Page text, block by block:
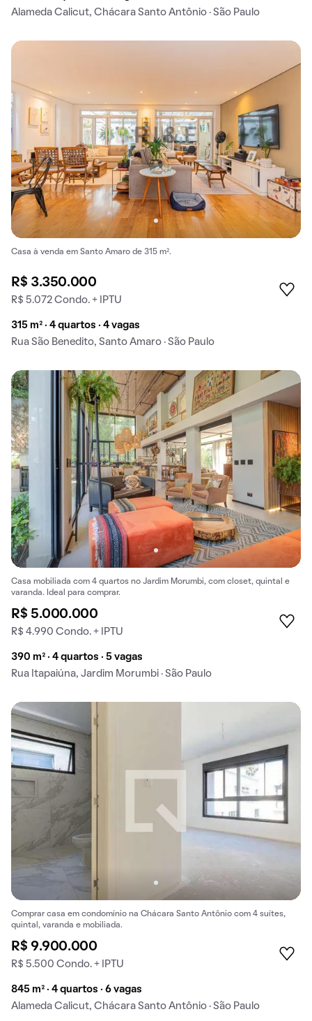
Alameda Calicut, Chácara Santo Antônio · São Paulo
Casa à venda em Santo Amaro de 315 m².
R$ 3.350.000
R$ 5.072 Condo. + IPTU
315 m² · 4 quartos · 4 vagas
Rua São Benedito, Santo Amaro · São Paulo
Casa mobiliada com 4 quartos no Jardim Morumbi, com closet, quintal e
varanda. Ideal para comprar.
R$ 5.000.000
R$ 4.990 Condo. + IPTU
390 m² · 4 quartos · 5 vagas
Rua Itapaiúna, Jardim Morumbi · São Paulo
Comprar casa em condomínio na Chácara Santo Antônio com 4 suítes,
quintal, varanda e mobiliada.
R$ 9.900.000
R$ 5.500 Condo. + IPTU
845 m² · 4 quartos · 6 vagas
Alameda Calicut, Chácara Santo Antônio · São Paulo